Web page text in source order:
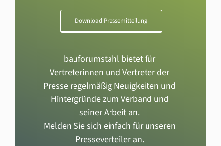
Download Pressemitteilung
bauforumstahl bietet für
Vertreterinnen und Vertreter der
Presse regelmäßig Neuigkeiten und
Hintergründe zum Verband und
seiner Arbeit an.
Melden Sie sich einfach für unseren
Presseverteiler an.